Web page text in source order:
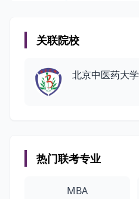
关联院校
北京中医药大学
热门联考专业
MBA